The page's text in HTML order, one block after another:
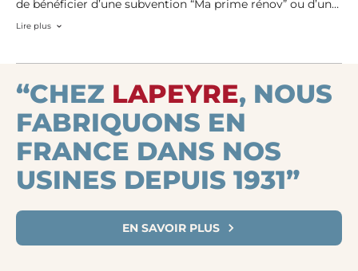
de bénéficier d’une subvention “Ma prime rénov” ou d’un
crédit d’impôt. Choisissez la forme, le vitrage, la teinte, la
large gamme pour satisfaire vos besoins.
Lire plus
“CHEZ LAPEYRE, NOUS
FABRIQUONS EN
FRANCE DANS NOS
USINES DEPUIS 1931”
EN SAVOIR PLUS